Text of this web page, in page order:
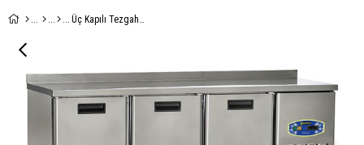
Üç Kapılı Tezgah Tip Buzdolabı 60'lık Seri